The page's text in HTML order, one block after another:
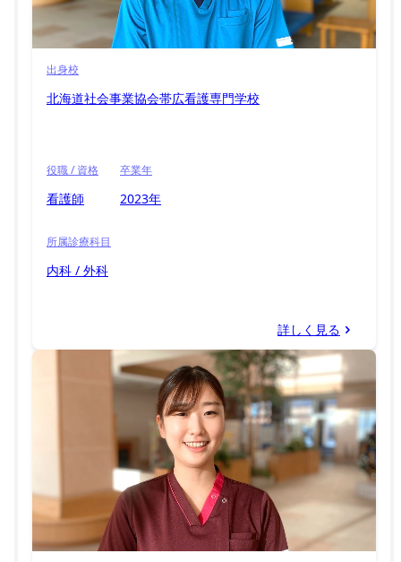
出身校
北海道社会事業協会帯広看護専門学校
役職 / 資格
看護師
卒業年
2023年
所属診療科目
内科 / 外科
詳しく見る